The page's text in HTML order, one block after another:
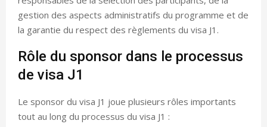
gestion des aspects administratifs du programme et de
la garantie du respect des règlements du visa J1.
Rôle du sponsor dans le processus
de visa J1
Le sponsor du visa J1 joue plusieurs rôles importants
tout au long du processus du visa J1 :